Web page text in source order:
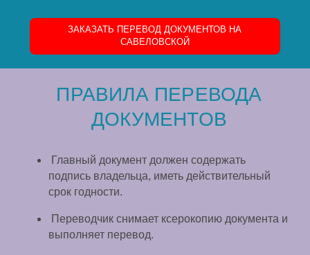
ЗАКАЗАТЬ ПЕРЕВОД ДОКУМЕНТОВ НА
САВЕЛОВСКОЙ
ПРАВИЛА ПЕРЕВОДА
ДОКУМЕНТОВ
Главный документ должен содержать
подпись владельца, иметь действительный
срок годности.
Переводчик снимает ксерокопию документа и
выполняет перевод.